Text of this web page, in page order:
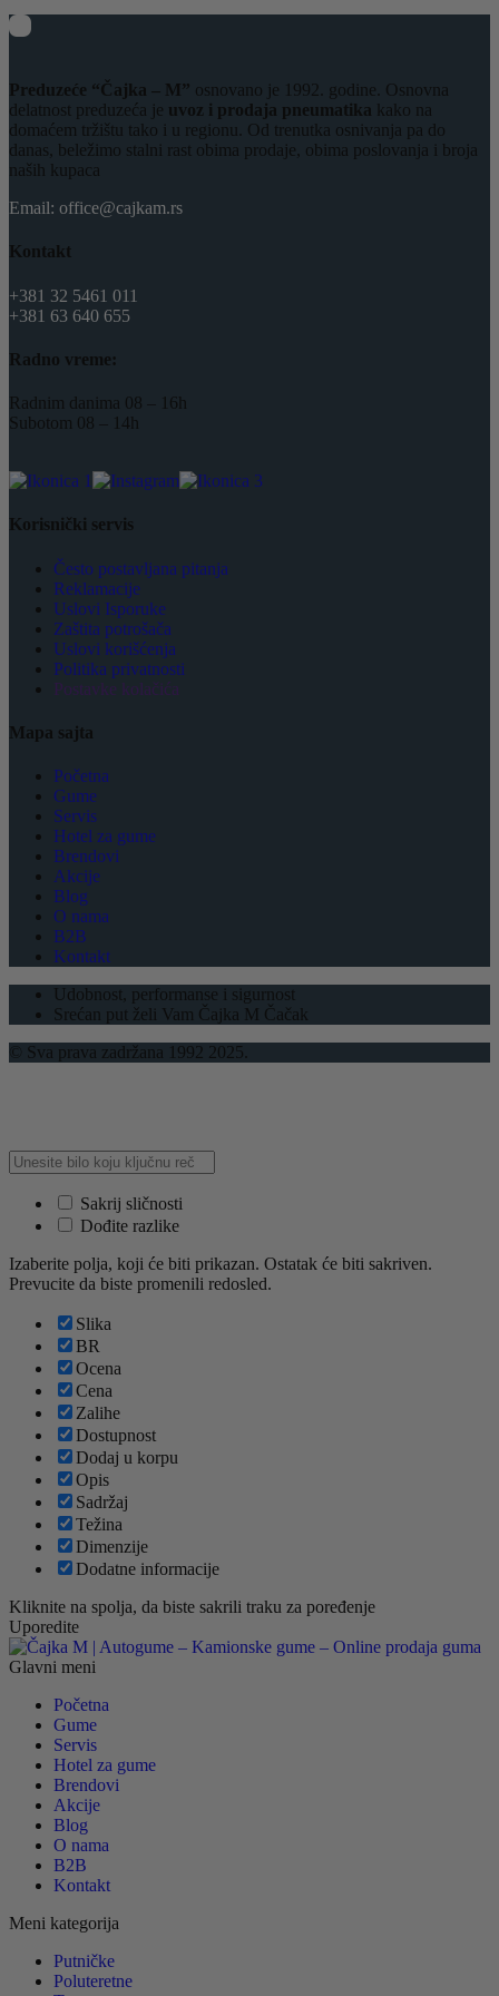
Preduzeće “Čajka – M” osnovano je 1992. godine. Osnovna
delatnost preduzeća je uvoz i prodaja pneumatika kako na
domaćem tržištu tako i u regionu. Od trenutka osnivanja pa do
danas, beležimo stalni rast obima prodaje, obima poslovanja i broja
naših kupaca
Email: office@cajkam.rs
Kontakt
+381 32 5461 011
+381 63 640 655
Radno vreme:
Radnim danima 08 – 16h
Subotom 08 – 14h
Korisnički servis
Često postavljana pitanja
Reklamacije
Uslovi Isporuke
Zaštita potrošača
Uslovi korišćenja
Politika privatnosti
Postavke kolačića
Mapa sajta
Početna
Gume
Servis
Hotel za gume
Brendovi
Akcije
Blog
O nama
B2B
Kontakt
Udobnost, performanse i sigurnost
Srećan put želi Vam Čajka M Čačak
© Sva prava zadržana 1992 2025.
Sakrij sličnosti
Dođite razlike
Izaberite polja, koji će biti prikazan. Ostatak će biti sakriven.
Prevucite da biste promenili redosled.
Slika
BR
Ocena
Cena
Zalihe
Dostupnost
Dodaj u korpu
Opis
Sadržaj
Težina
Dimenzije
Dodatne informacije
Kliknite na spolja, da biste sakrili traku za poređenje
Uporedite
Glavni meni
Početna
Gume
Servis
Hotel za gume
Brendovi
Akcije
Blog
O nama
B2B
Kontakt
Meni kategorija
Putničke
Poluteretne